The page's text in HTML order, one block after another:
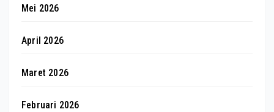
Mei 2026
April 2026
Maret 2026
Februari 2026